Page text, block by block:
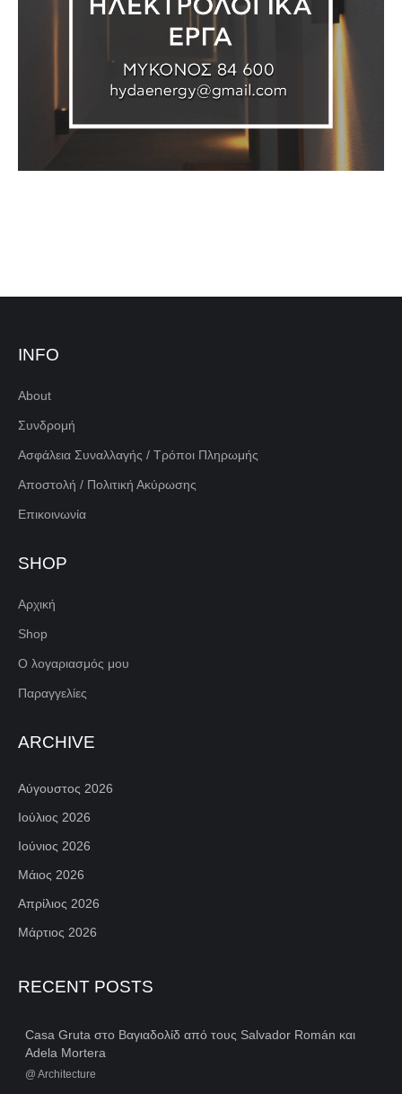
INFO
About
Συνδρομή
Ασφάλεια Συναλλαγής / Τρόποι Πληρωμής
Αποστολή / Πολιτική Ακύρωσης
Επικοινωνία
SHOP
Αρχική
Shop
Ο λογαριασμός μου
Παραγγελίες
ARCHIVE
Αύγουστος 2026
Ιούλιος 2026
Ιούνιος 2026
Μάιος 2026
Απρίλιος 2026
Μάρτιος 2026
RECENT POSTS
Casa Gruta στο Βαγιαδολίδ από τους Salvador Román και
Adela Mortera
@ Architecture